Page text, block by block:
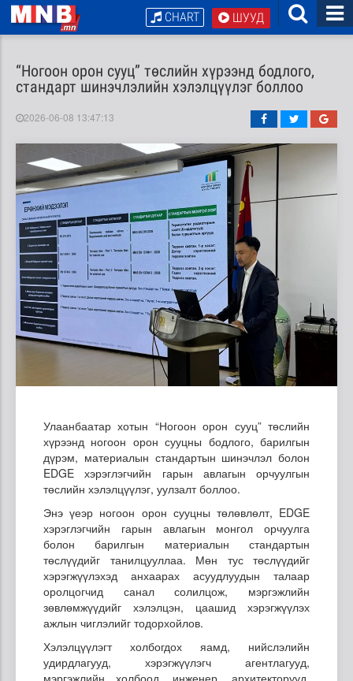
ШУУД
CHART
“Ногоон орон сууц” төслийн хүрээнд бодлого,
стандарт шинэчлэлийн хэлэлцүүлэг боллоо
2026-06-08 13:47:13
Улаанбаатар хотын “Ногоон орон сууц” төслийн
хүрээнд ногоон орон сууцны бодлого, барилгын
дүрэм, материалын стандартын шинэчлэл болон
EDGE хэрэглэгчийн гарын авлагын орчуулгын
төслийн хэлэлцүүлэг, уулзалт боллоо.
Энэ үеэр ногоон орон сууцны төлөвлөлт, EDGE
хэрэглэгчийн гарын авлагын монгол орчуулга
болон барилгын материалын стандартын
төслүүдийг танилцууллаа. Мөн тус төслүүдийг
хэрэгжүүлэхэд анхаарах асуудлуудын талаар
оролцогчид санал солилцож, мэргэжлийн
зөвлөмжүүдийг хэлэлцэн, цаашид хэрэгжүүлэх
ажлын чиглэлийг тодорхойлов.
Хэлэлцүүлэгт холбогдох яамд, нийслэлийн
удирдлагууд, хэрэгжүүлэгч агентлагууд,
мэргэжлийн холбоод, инженер, архитекторууд,